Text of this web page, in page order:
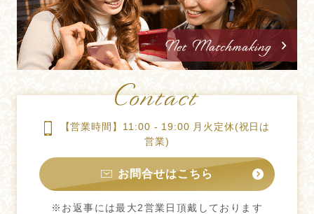
【営業時間】11:00 - 19:00 月火定休(祝日は
営業)
お問合せはこちら
※お返事には最大2営業日頂戴しております